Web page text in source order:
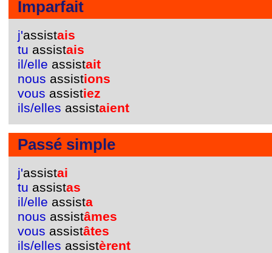
Imparfait
j'assistais
tu assistais
il/elle assistait
nous assistions
vous assistiez
ils/elles assistaient
Passé simple
j'assistai
tu assistas
il/elle assista
nous assistâmes
vous assistâtes
ils/elles assistèrent